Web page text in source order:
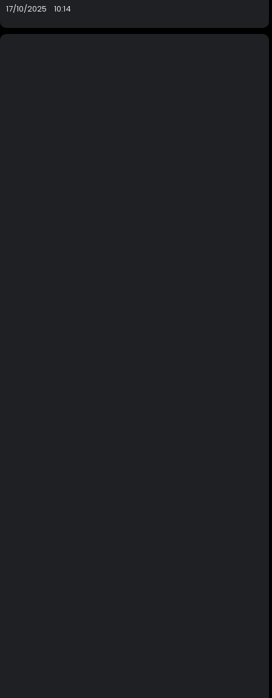
17/10/2025 10:14